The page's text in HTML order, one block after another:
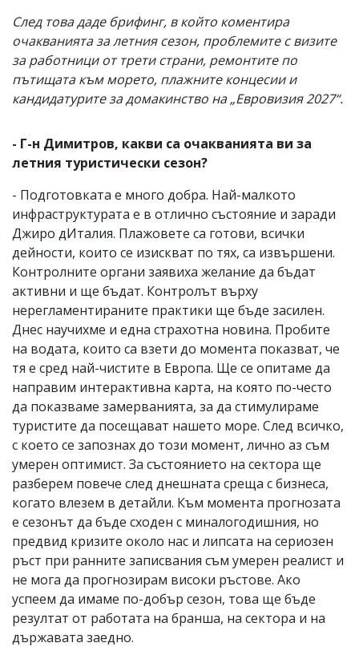
След това даде брифинг, в който коментира
очакванията за летния сезон, проблемите с визите
за работници от трети страни, ремонтите по
пътищата към морето, плажните концесии и
кандидатурите за домакинство на „Евровизия 2027“.
- Г-н Димитров, какви са очакванията ви за
летния туристически сезон?
- Подготовката е много добра. Най-малкото
инфраструктурата е в отлично състояние и заради
Джиро дИталия. Плажовете са готови, всички
дейности, които се изискват по тях, са извършени.
Контролните органи заявиха желание да бъдат
активни и ще бъдат. Контролът върху
нерегламентираните практики ще бъде засилен.
Днес научихме и една страхотна новина. Пробите
на водата, които са взети до момента показват, че
тя е сред най-чистите в Европа. Ще се опитаме да
направим интерактивна карта, на която по-често
да показваме замерванията, за да стимулираме
туристите да посещават нашето море. След всичко,
с което се запознах до този момент, лично аз съм
умерен оптимист. За състоянието на сектора ще
разберем повече след днешната среща с бизнеса,
когато влезем в детайли. Към момента прогнозата
е сезонът да бъде сходен с миналогодишния, но
предвид кризите около нас и липсата на сериозен
ръст при ранните записвания съм умерен реалист и
не мога да прогнозирам високи ръстове. Ако
успеем да имаме по-добър сезон, това ще бъде
резултат от работата на бранша, на сектора и на
държавата заедно.